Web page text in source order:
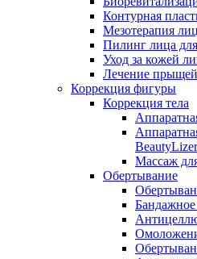
Контурная
Мезотерапия
Пилинг лица
Уход за кожей
Лечение
Коррекция фигуры
Коррекция тела
Массаж
Обертывание